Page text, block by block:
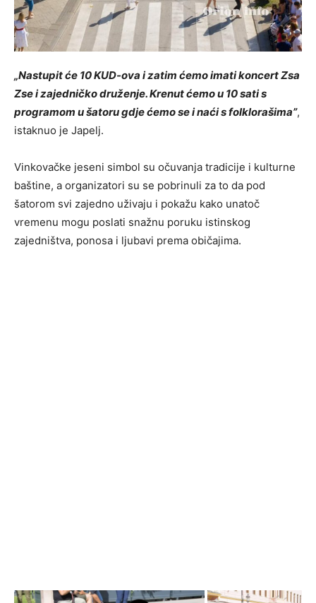
„Nastupit će 10 KUD-ova i zatim ćemo imati koncert Zsa
Zse i zajedničko druženje. Krenut ćemo u 10 sati s
programom u šatoru gdje ćemo se i naći s folklorašima”,
istaknuo je Japelj.
Vinkovačke jeseni simbol su očuvanja tradicije i kulturne
baštine, a organizatori su se pobrinuli za to da pod
šatorom svi zajedno uživaju i pokažu kako unatoč
vremenu mogu poslati snažnu poruku istinskog
zajedništva, ponosa i ljubavi prema običajima.